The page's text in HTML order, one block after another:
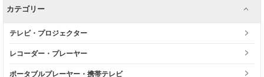
カテゴリー
テレビ・プロジェクター
レコーダー・プレーヤー
ポータブルプレーヤー・携帯テレビ